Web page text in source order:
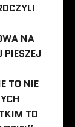
NA
TO NIE
TO